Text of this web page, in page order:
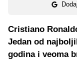
Cristiano
Jedan od
godina i veoma